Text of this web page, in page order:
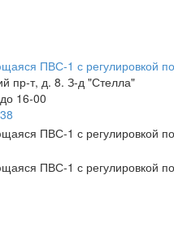
пр-т, д. 8. З-д "Стелла"
16-00